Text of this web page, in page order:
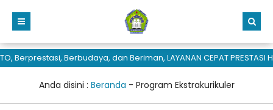
Berprestasi, Berbudaya, dan Beriman, LAYANAN CEPAT PRESTASI
Anda disini : Beranda - Program Ekstrakurikuler